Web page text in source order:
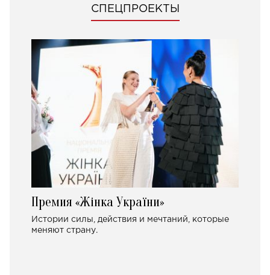
СПЕЦПРОЕКТЫ
Премия «Жінка України»
Истории силы, действия и мечтаний, которые
меняют страну.